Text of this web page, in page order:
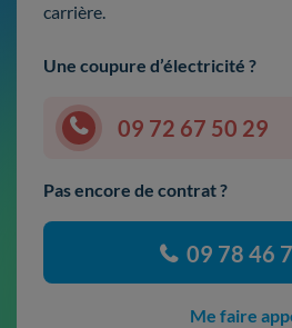
carrière.
Une coupure d’électricité ?
09 72 67 50 29
Pas encore de contrat ?
09 78 46
Me faire